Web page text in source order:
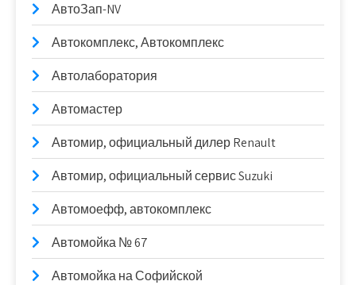
АвтоЗап-NV
Автокомплекс, Автокомплекс
Автолаборатория
Автомастер
Автомир, официальный дилер Renault
Автомир, официальный сервис Suzuki
Автомоефф, автокомплекс
Автомойка № 67
Автомойка на Софийской